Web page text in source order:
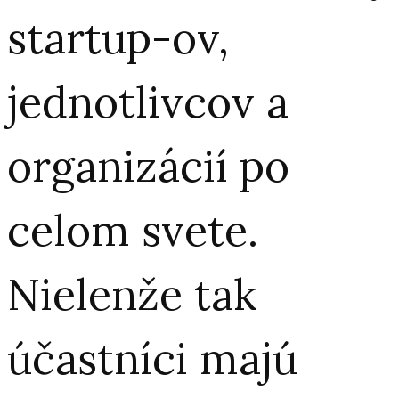
startup-ov,
jednotlivcov a
organizácií po
celom svete.
Nielenže tak
účastníci majú